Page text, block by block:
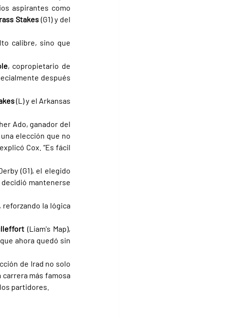
Stakes
calibre, sino que
, copropietario de
después
(L) y el Arkansas
Ado, ganador del
una elección que no
Cox. “Es fácil
(G1), el elegido
decidió mantenerse
reforzando la lógica
(Liam's Map),
ahora quedó sin
de Irad no solo
más famosa
partidores.